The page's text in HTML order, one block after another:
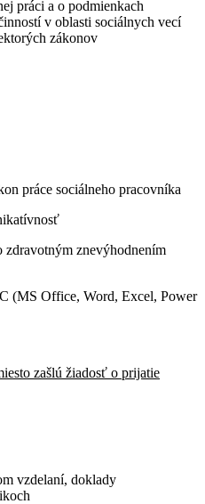
práci a o podmienkach
v oblasti sociálnych vecí
zákonov
práce sociálneho pracovníka
znevýhodnením
(MS Office, Word, Excel, Power
zašlú žiadosť o prijatie
vzdelaní, doklady